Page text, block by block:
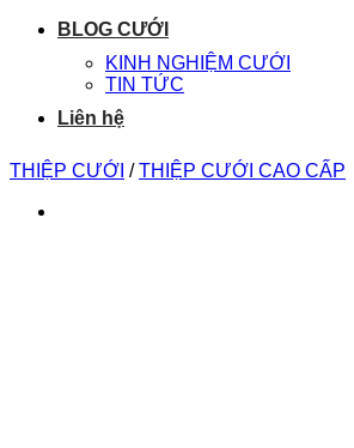
BLOG CƯỚI
KINH NGHIỆM CƯỚI
TIN TỨC
Liên hệ
THIỆP CƯỚI / THIỆP CƯỚI CAO CẤP